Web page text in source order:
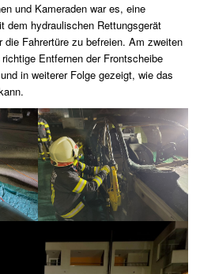
und Kameraden war es, eine
dem hydraulischen Rettungsgerät
die Fahrertüre zu befreien. Am zweiten
Entfernen der Frontscheibe
in weiterer Folge gezeigt, wie das